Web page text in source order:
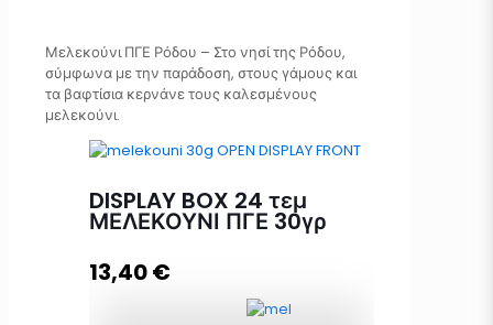
Μελεκούνι ΠΓΕ Ρόδου – Στο νησί της Ρόδου,
σύμφωνα με την παράδοση, στους γάμους και
τα βαφτίσια κερνάνε τους καλεσμένους
μελεκούνι.
DISPLAY BOX 24 τεμ
ΜΕΛΕΚΟΥΝΙ ΠΓΕ 30γρ
13,40€